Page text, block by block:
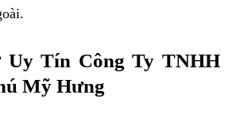
Tín Công Ty TNHH
Mỹ Hưng